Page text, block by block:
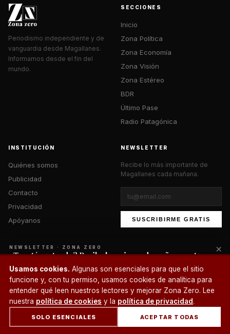
Periodismo independiente y de
vanguardia desde Magallanes.
Informamos desde el fin del
mundo.
SECCIONES
Inicio
Zona Política
Zona Economía
Zona Visión
Zona Estéreo
BDR
Último Pase
Radio Patagónica
INSTITUCIÓN
Quiénes somos
Publicidad
Contacto
Privacidad
Apóyanos
NEWSLETTER
Recibe lo más importante de
Magallanes cada mañana.
SUSCRIBIRME GRATIS
© 2026 Zona Zero Media. Todos los derechos reservados.
Usamos cookies. Algunas son esenciales para que el sitio
funcione y, con tu permiso, usamos cookies de analítica para
entender qué leen nuestros lectores y mejorar Zona Zero. Lee
nuestra política de cookies y la política de privacidad.
SOLO ESENCIALES ACEPTAR TODAS
¿Un café?
INICIO SECCIONES BUSCAR CUENTA
NEWSLETTER · ZONA ZERO
¿Te está gustando? Recibe lo mejor cada mañana en tu
correo.
SUSCRIBIRME
×